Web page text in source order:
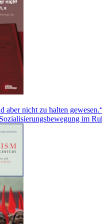
aber nicht zu halten
im